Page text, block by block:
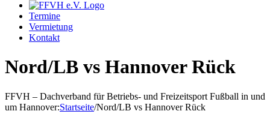
Termine
Vermietung
Kontakt
Nord/LB vs Hannover Rück
FFVH – Dachverband für Betriebs- und Freizeitsport Fußball in und
um Hannover:Startseite/Nord/LB vs Hannover Rück